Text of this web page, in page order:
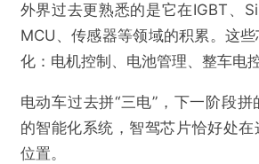
外界过去更熟悉的是它在IGBT、
MCU、传感器等领域的积累。这
化：电机控制、电池管理、整车电
电动车过去拼“三电”，下一阶段
的智能化系统，智驾芯片恰好处
位置。